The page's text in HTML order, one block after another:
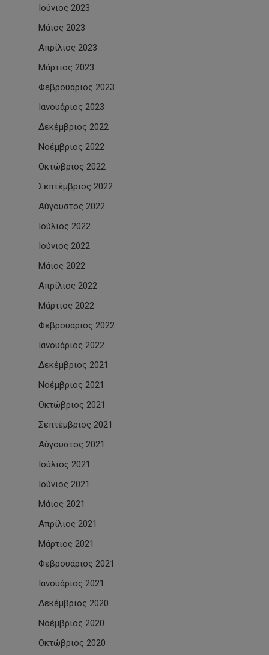
Ιούνιος 2023
Μάιος 2023
Απρίλιος 2023
Μάρτιος 2023
Φεβρουάριος 2023
Ιανουάριος 2023
Δεκέμβριος 2022
Νοέμβριος 2022
Οκτώβριος 2022
Σεπτέμβριος 2022
Αύγουστος 2022
Ιούλιος 2022
Ιούνιος 2022
Μάιος 2022
Απρίλιος 2022
Μάρτιος 2022
Φεβρουάριος 2022
Ιανουάριος 2022
Δεκέμβριος 2021
Νοέμβριος 2021
Οκτώβριος 2021
Σεπτέμβριος 2021
Αύγουστος 2021
Ιούλιος 2021
Ιούνιος 2021
Μάιος 2021
Απρίλιος 2021
Μάρτιος 2021
Φεβρουάριος 2021
Ιανουάριος 2021
Δεκέμβριος 2020
Νοέμβριος 2020
Οκτώβριος 2020